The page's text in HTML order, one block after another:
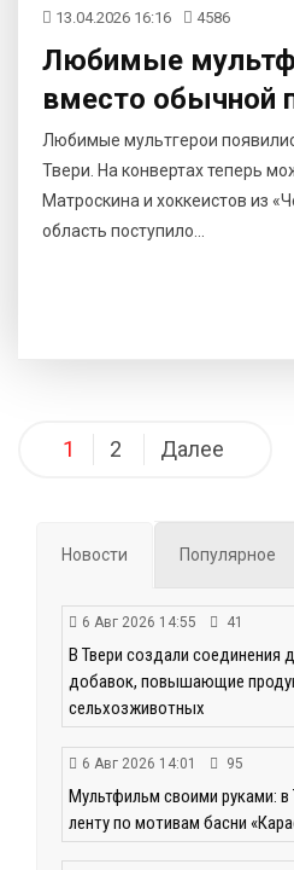
13.04.2026 16:16 4586
Любимые
вместо обычной
Любимые мультгерои
Твери. На конвертах теперь
Матроскина и хоккеистов из
область поступило...
Навигация
записям
1 2 Далее
Новости Популярное
6 Авг 2026 14:55 41
В Твери создали соединения
добавок, повышающие
сельхозживотных
6 Авг 2026 14:01 95
Мультфильм своими руками: в
ленту по мотивам басни